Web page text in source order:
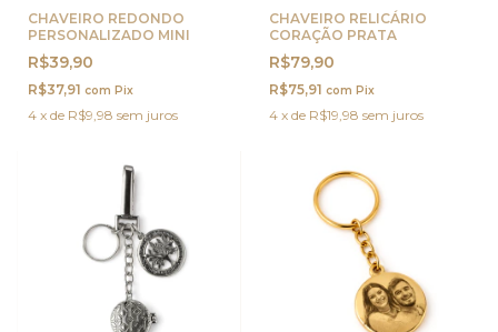
CHAVEIRO REDONDO
PERSONALIZADO MINI
R$39,90
R$37,91 com Pix
4 x de R$9,98 sem juros
CHAVEIRO RELICÁRIO
CORAÇÃO PRATA
R$79,90
R$75,91 com Pix
4 x de R$19,98 sem juros